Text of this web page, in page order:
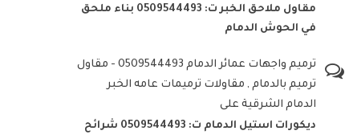
مقاول ملاحق الخبر ت: 0509544493 بناء ملحق
في الحوش الدمام
ترميم واجهات عمائر الدمام 0509544493 - مقاول
ترميم بالدمام , مقاولات ترميمات عامه الخبر
الدمام الشرقية على
ديكورات استيل الدمام ت: 0509544493 شرائح